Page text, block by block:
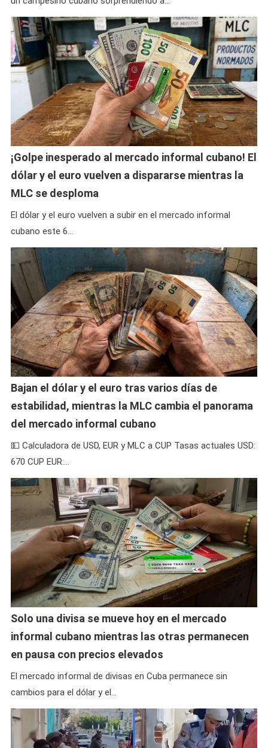
¡Golpe inesperado al mercado informal cubano! El
dólar y el euro vuelven a dispararse mientras la
MLC se desploma
El dólar y el euro vuelven a subir en el mercado informal
cubano este 6…
Bajan el dólar y el euro tras varios días de
estabilidad, mientras la MLC cambia el panorama
del mercado informal cubano
💵 Calculadora de USD, EUR y MLC a CUP Tasas actuales USD:
670 CUP EUR:…
Solo una divisa se mueve hoy en el mercado
informal cubano mientras las otras permanecen
en pausa con precios elevados
El mercado informal de divisas en Cuba permanece sin
cambios para el dólar y el…